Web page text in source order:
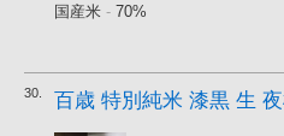
国産米 - 70%
30. 百歳 特別純米 漆黒 生